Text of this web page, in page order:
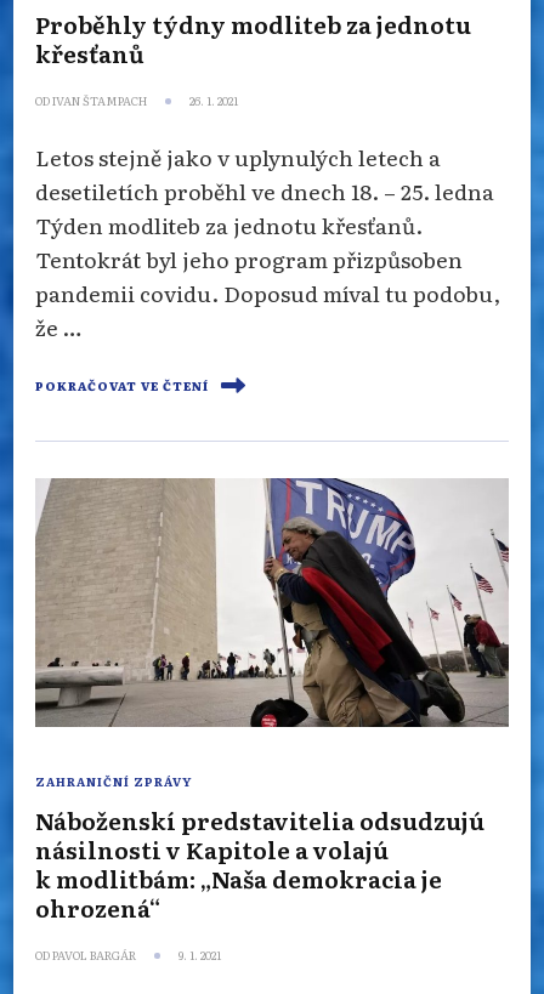
Proběhly týdny modliteb za jednotu
křesťanů
ODIVAN ŠTAMPACH 26. 1. 2021
Letos stejně jako v uplynulých letech a
desetiletích proběhl ve dnech 18. – 25. ledna
Týden modliteb za jednotu křesťanů.
Tentokrát byl jeho program přizpůsoben
pandemii covidu. Doposud míval tu podobu,
že …
POKRAČOVAT VE ČTENÍ
ZAHRANIČNÍ ZPRÁVY
Náboženskí predstavitelia odsudzujú
násilnosti v Kapitole a volajú
k modlitbám: „Naša demokracia je
ohrozená“
ODPAVOL BARGÁR 9. 1. 2021